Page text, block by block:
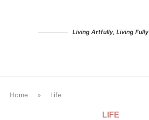
Living Artfully, Living Fully
Home » Life
LIFE